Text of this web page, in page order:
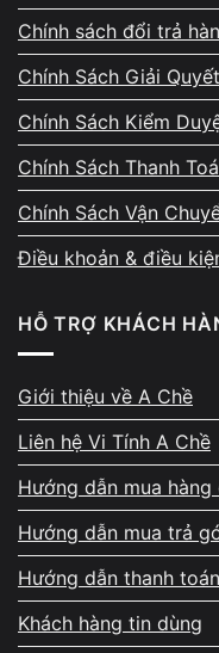
Kiểm tra
hình
Máy được kiểm
hàng. Kỹ thuật sẽ
khả năng nâng
vấn phương án
được báo rõ ràng
Quy
phát
Quy trình nâng
ràng: kiểm tra →
test máy → bàn
Chính sách đổi trả
Chính Sách Giải
Chính Sách Kiểm
Chính Sách Thanh
Chính Sách Vận
Điều khoản & điều
HỖ TRỢ KHÁCH
Giới thiệu về A Chề
Liên hệ Vi Tính A Chề
Hướng dẫn mua hàng
Hướng dẫn mua trả
Hướng dẫn thanh toán
Khách hàng tin dùng